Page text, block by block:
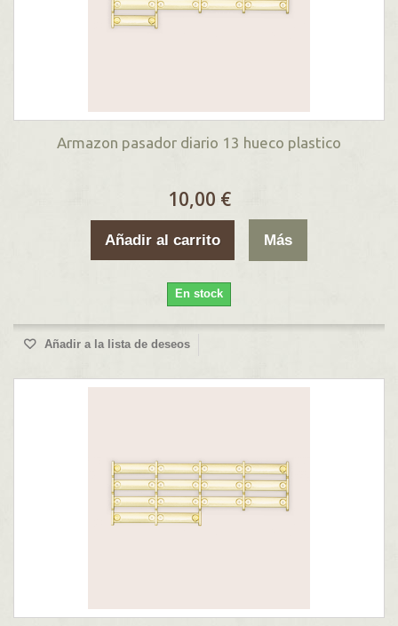
Armazon pasador diario 13 hueco plastico
10,00 €
Añadir al carrito Más
En stock
Añadir a la lista de deseos